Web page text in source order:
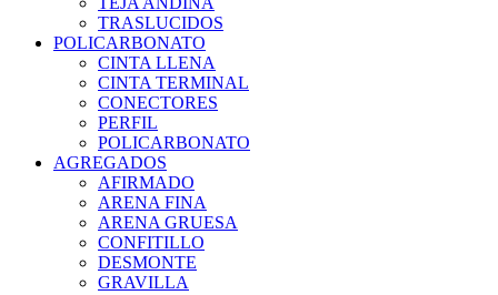
TRASLUCIDOS
POLICARBONATO
CINTA LLENA
CINTA TERMINAL
CONECTORES
PERFIL
POLICARBONATO
AGREGADOS
AFIRMADO
ARENA FINA
ARENA GRUESA
CONFITILLO
DESMONTE
GRAVILLA